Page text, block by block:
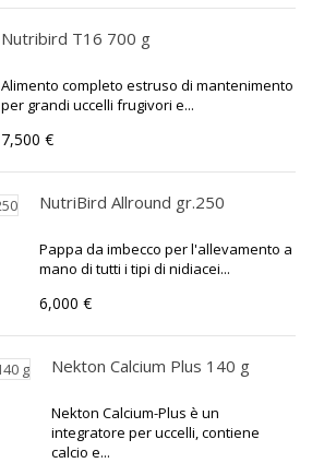
Nutribird T16 700 g
Alimento completo estruso di mantenimento
per grandi uccelli frugivori e...
7,500 €
NutriBird Allround gr.250
Pappa da imbecco per l'allevamento a
mano di tutti i tipi di nidiacei...
6,000 €
Nekton Calcium Plus 140 g
Nekton Calcium-Plus è un
integratore per uccelli, contiene
calcio e...